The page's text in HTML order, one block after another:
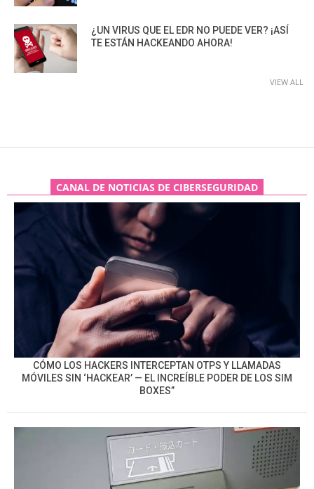
¿UN VIRUS QUE EL EDR NO PUEDE VER? ¡ASÍ
TE ESTÁN HACKEANDO AHORA!
VIEW ALL
CANAL DE NOTICIAS DE CIBERSEGURIDAD
CÓMO LOS HACKERS INTERCEPTAN OTPS Y LLAMADAS
MÓVILES SIN ‘HACKEAR’ — EL INCREÍBLE PODER DE LOS SIM
BOXES”